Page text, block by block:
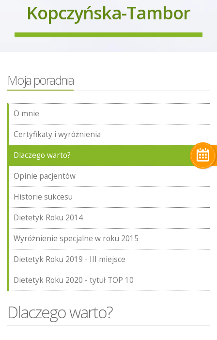
Kopczyńska-Tambor
Moja poradnia
O mnie
Certyfikaty i wyróżnienia
Dlaczego warto?
Opinie pacjentów
Historie sukcesu
Dietetyk Roku 2014
Wyróżnienie specjalne w roku 2015
Dietetyk Roku 2019 - III miejsce
Dietetyk Roku 2020 - tytuł TOP 10
Dlaczego warto?